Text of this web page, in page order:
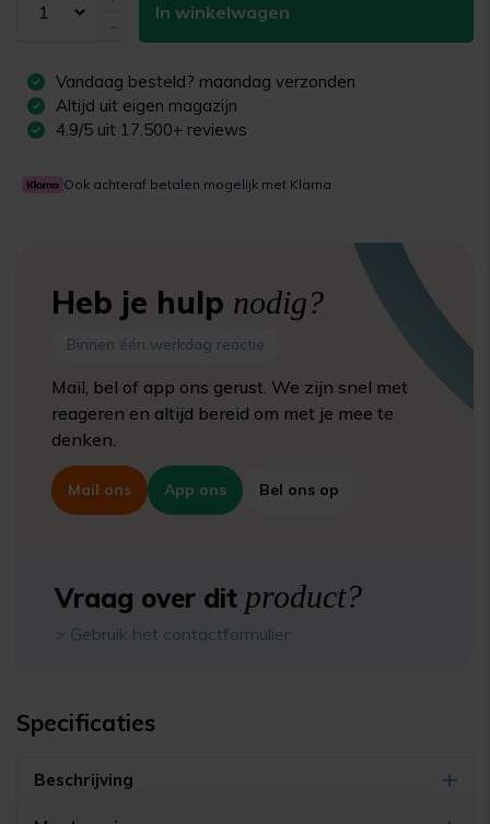
In winkelwagen
Vandaag besteld? maandag verzonden
Altijd uit eigen magazijn
4.9/5 uit 17.500+ reviews
Ook achteraf betalen mogelijk met Klarna
Heb je hulp nodig?
Binnen één werkdag reactie
Mail, bel of app ons gerust. We zijn snel met
reageren en altijd bereid om met je mee te
denken.
Mail ons App ons Bel ons op
Vraag over dit product?
> Gebruik het contactformulier
Specificaties
Beschrijving